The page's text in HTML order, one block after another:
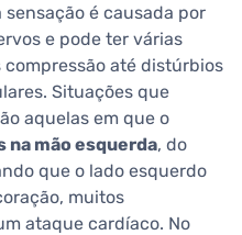
sensação é causada por
e pode ter várias
até distúrbios
Situações que
aquelas em que o
na mão esquerda, do
que o lado esquerdo
muitos
ataque cardíaco. No